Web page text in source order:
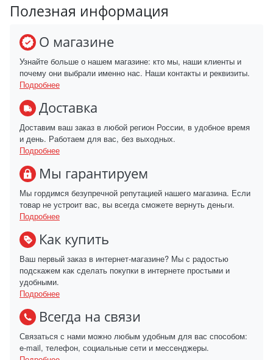
Полезная информация
О магазине
Узнайте больше о нашем магазине: кто мы, наши клиенты и
почему они выбрали именно нас. Наши контакты и реквизиты.
Подробнее
Доставка
Доставим ваш заказ в любой регион России, в удобное время
и день. Работаем для вас, без выходных.
Подробнее
Мы гарантируем
Мы гордимся безупречной репутацией нашего магазина. Если
товар не устроит вас, вы всегда сможете вернуть деньги.
Подробнее
Как купить
Ваш первый заказ в интернет-магазине? Мы с радостью
подскажем как сделать покупки в интернете простыми и
удобными.
Подробнее
Всегда на связи
Связаться с нами можно любым удобным для вас способом:
e-mail, телефон, социальные сети и мессенджеры.